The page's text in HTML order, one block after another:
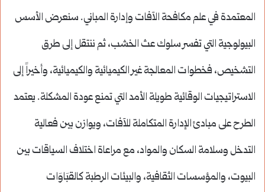
المعتمدة في علم مكافحة الآفات وإدارة المباني. سنعرض الأسس
البيولوجية التي تفسر سلوك عث الخشب، ثم ننتقل إلى طرق
التشخيص، فخطوات المعالجة غير الكيميائية والكيميائية، وأخيراً إلى
الاستراتيجيات الوقائية طويلة الأمد التي تمنع عودة المشكلة. يعتمد
الطرح على مبادئ الإدارة المتكاملة للآفات، ويوازن بين فعالية
التدخل وسلامة السكان والمواد، مع مراعاة اختلاف السياقات بين
البيوت، والمؤسسات الثقافية، والبيئات الرطبة كالقبَاوَات